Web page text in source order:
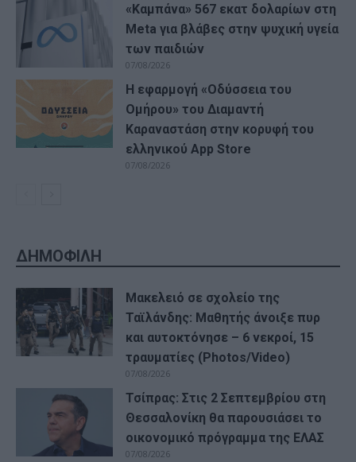
«Καμπάνα» 567 εκατ δολαρίων στη
Meta για βλάβες στην ψυχική υγεία
των παιδιών
07/08/2026
Η εφαρμογή «Οδύσσεια του
Ομήρου» του Διαμαντή
Καραναστάση στην κορυφή του
ελληνικού App Store
07/08/2026
ΔΗΜΟΦΙΛΗ
Μακελειό σε σχολείο της
Ταϊλάνδης: Μαθητής άνοιξε πυρ
και αυτοκτόνησε – 6 νεκροί, 15
τραυματίες (Photos/Video)
07/08/2026
Τσίπρας: Στις 2 Σεπτεμβρίου στη
Θεσσαλονίκη θα παρουσιάσει το
οικονομικό πρόγραμμα της ΕΛΑΣ
07/08/2026